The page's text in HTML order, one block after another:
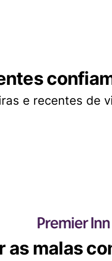
e recentes de
as malas